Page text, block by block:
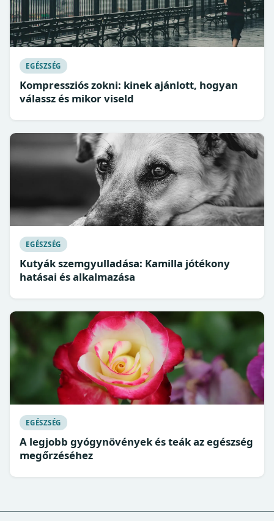
EGÉSZSÉG
Kompressziós zokni: kinek ajánlott, hogyan
válassz és mikor viseld
EGÉSZSÉG
Kutyák szemgyulladása: Kamilla jótékony
hatásai és alkalmazása
EGÉSZSÉG
A legjobb gyógynövények és teák az egészség
megőrzéséhez